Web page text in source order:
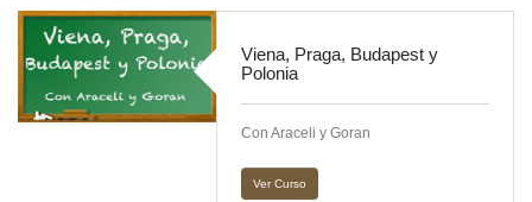
Viena, Praga, Budapest y
Polonia
Con Araceli y Goran
Ver Curso